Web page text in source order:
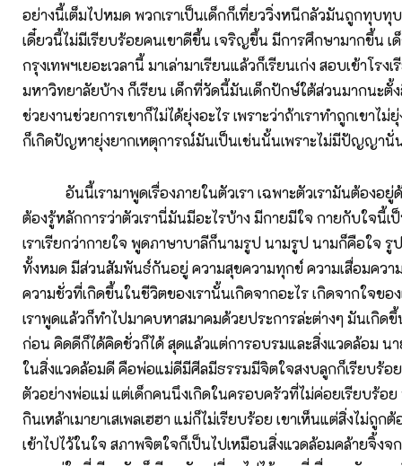
อย่างนี้เต็มไปหมด พวกเราเป็นเด็กก็เที่ยววิ่งหนีกลัวมันถูกทุบทุ
เดี๋ยวนี้ไม่มีเรียบร้อยคนเขาดีขึ้น เจริญขึ้น มีการศึกษามากขึ้น เ
กรุงเทพฯเยอะเวลานี้ มาเล่ามาเรียนแล้วก็เรียนเก่ง สอบเข้าโรง
มหาวิทยาลัยบ้าง ก็เรียน เด็กที่วัดนี้มันเด็กปักษ์ใต้ส่วนมากนะตั้
ช่วยงานช่วยการเขาก็ไม่ได้ยุ่งอะไร เพราะว่าถ้าเราทำถูกเขาไ
ก็เกิดปัญหายุ่งยากเหตุการณ์มันเป็นเช่นนั้นเพราะไม่มีปัญญานั่
อันนี้เรามาพูดเรื่องภายในตัวเรา เฉพาะตัวเรามันต้องอ
ต้องรู้หลักการว่าตัวเรานี่มันมีอะไรบ้าง มีกายมีใจ กายกับใจนี้
เราเรียกว่ากายใจ พูดภาษาบาลีก็นามรูป นามรูป นามก็คือใจ รู
ทั้งหมด มีส่วนสัมพันธ์กันอยู่ ความสุขความทุกข์ ความเสื่อมควา
ความชั่วที่เกิดขึ้นในชีวิตของเรานั้นเกิดจากอะไร เกิดจากใจของ
เราพูดแล้วก็ทำไปมาคบหาสมาคมด้วยประการล่ะต่างๆ มันเกิด
ก่อน คิดดีก็ได้คิดชั่วก็ได้ สุดแล้วแต่การอบรมและสิ่งแวดล้อม น
ในสิ่งแวดล้อมดี คือพ่อแม่ดีมีศีลมีธรรมมีจิตใจสงบลูกก็เรียบร้อย
ตัวอย่างพ่อแม่ แต่เด็กคนนึงเกิดในครอบครัวที่ไม่ค่อยเรียบร้อย
กินเหล้าเมายาเสเพลเฮฮา แม่ก็ไม่เรียบร้อย เขาเห็นแต่สิ่งไม่ถูก
เข้าไปไว้ในใจ สภาพจิตใจก็เป็นไปเหมือนสิ่งแวดล้อมคล้ายจิ้ง